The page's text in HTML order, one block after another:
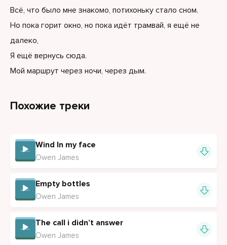
Всё, что было мне знакомо, потихоньку стало сном.
Но пока горит окно, но пока идёт трамвай, я ещё не
далеко,
Я ещё вернусь сюда.
Мой маршрут через ночи, через дым.
Похожие треки
Wind In my face
Owen James
Empty bottles
Owen James
The call i didn’t answer
Owen James